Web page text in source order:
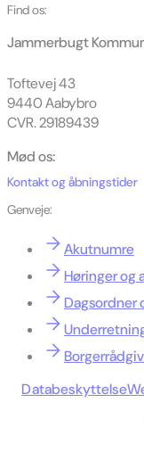
Find os:
Jammerbugt
Toftevej 43
9440 Aabybro
CVR. 29189439
Mød os:
Kontakt og åbningstider
Genveje:
Akutnumre
Høringer og
Dagsordner
Databeskyttelse